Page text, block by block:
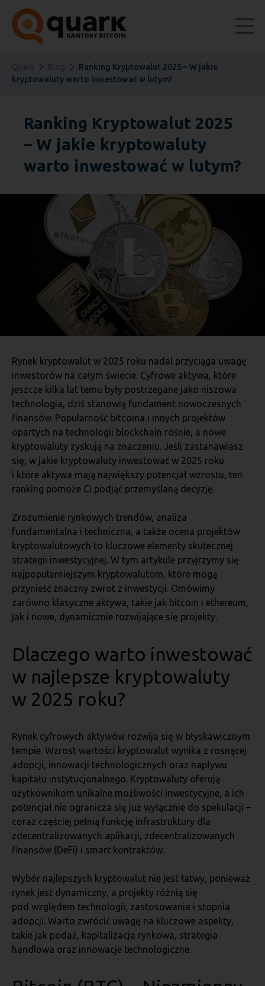
Ranking Kryptowalut 2025 – W jakie
kryptowaluty warto inwestować w lutym?
Ranking Kryptowalut 2025
– W jakie kryptowaluty
warto inwestować w lutym?
Rynek kryptowalut w 2025 roku nadal przyciąga uwagę
inwestorów na całym świecie. Cyfrowe aktywa, które
jeszcze kilka lat temu były postrzegane jako niszowa
technologia, dziś stanowią fundament nowoczesnych
finansów. Popularność bitcoina i innych projektów
opartych na technologii blockchain rośnie, a nowe
kryptowaluty zyskują na znaczeniu. Jeśli zastanawiasz
się, w jakie kryptowaluty inwestować w 2025 roku
i które aktywa mają największy potencjał wzrostu, ten
ranking pomoże Ci podjąć przemyślaną decyzję.
Zrozumienie rynkowych trendów, analiza
fundamentalna i techniczna, a także ocena projektów
kryptowalutowych to kluczowe elementy skutecznej
strategii inwestycyjnej. W tym artykule przyjrzymy się
najpopularniejszym kryptowalutom, które mogą
przynieść znaczny zwrot z inwestycji. Omówimy
zarówno klasyczne aktywa, takie jak bitcoin i ethereum,
jak i nowe, dynamicznie rozwijające się projekty.
Dlaczego warto inwestować
w najlepsze kryptowaluty
w 2025 roku?
Rynek cyfrowych aktywów rozwija się w błyskawicznym
tempie. Wzrost wartości kryptowalut wynika z rosnącej
adopcji, innowacji technologicznych oraz napływu
kapitału instytucjonalnego. Kryptowaluty oferują
użytkownikom unikalne możliwości inwestycyjne, a ich
potencjał nie ogranicza się już wyłącznie do spekulacji –
coraz częściej pełnią funkcję infrastruktury dla
zdecentralizowanych aplikacji, zdecentralizowanych
finansów (DeFi) i smart kontraktów.
Wybór najlepszych kryptowalut nie jest łatwy, ponieważ
rynek jest dynamiczny, a projekty różnią się
pod względem technologii, zastosowania i stopnia
adopcji. Warto zwrócić uwagę na kluczowe aspekty,
takie jak podaż, kapitalizacja rynkowa, strategia
handlowa oraz innowacje technologiczne.